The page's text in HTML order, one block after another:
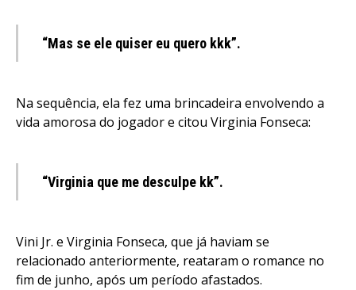
“Mas se ele quiser eu quero kkk”.
Na sequência, ela fez uma brincadeira envolvendo a
vida amorosa do jogador e citou Virginia Fonseca:
“Virginia que me desculpe kk”.
Vini Jr. e Virginia Fonseca, que já haviam se
relacionado anteriormente, reataram o romance no
fim de junho, após um período afastados.